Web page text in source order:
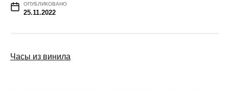
ОПУБЛИКОВАНО
25.11.2022
Часы из винила